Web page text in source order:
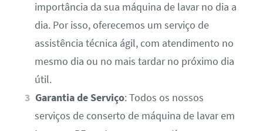
importância da sua máquina de lavar no dia a
dia. Por isso, oferecemos um serviço de
assistência técnica ágil, com atendimento no
mesmo dia ou no mais tardar no próximo dia
útil.
Garantia de Serviço: Todos os nossos
serviços de conserto de máquina de lavar em